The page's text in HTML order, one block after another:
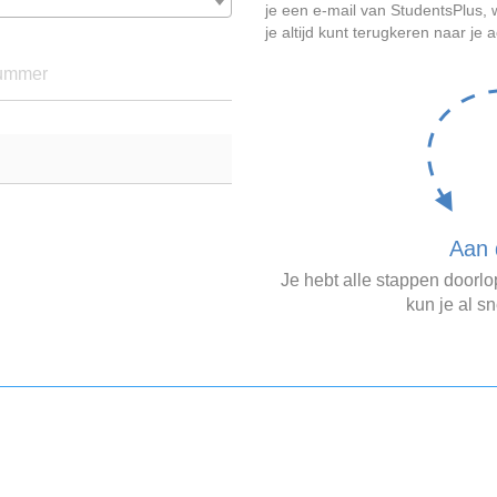
je een e-mail van StudentsPlus,
je altijd kunt terugkeren naar je
Aan
Je hebt alle stappen
kun je al